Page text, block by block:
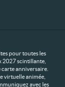
pour toutes les
2027 scintillante,
anniversaire.
virtuelle animée,
avec les